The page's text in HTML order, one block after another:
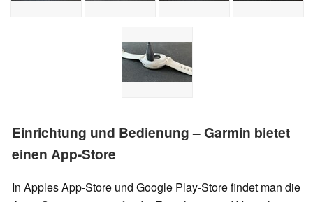
Einrichtung und Bedienung – Garmin bietet
einen App-Store
In Apples App-Store und Google Play-Store findet man die